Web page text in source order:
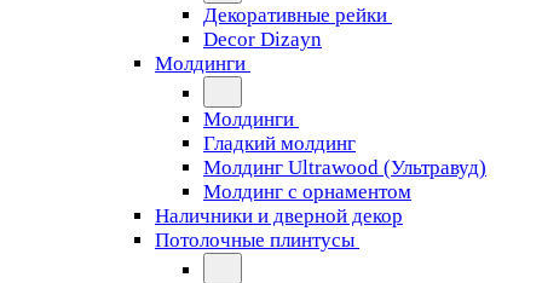
Декоративные рейки
Decor Dizayn
Молдинги
Молдинги
Гладкий молдинг
Молдинг Ultrawood (Ультравуд)
Молдинг с орнаментом
Наличники и дверной декор
Потолочные плинтусы